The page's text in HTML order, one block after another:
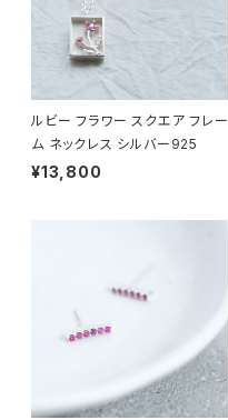
ルビー フラワー スクエア フレー
ム ネックレス シルバー925
¥13,800